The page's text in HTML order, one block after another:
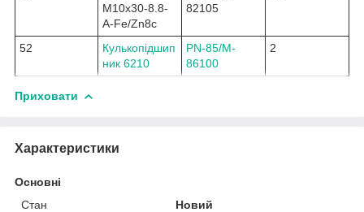
M10x30-8.8-
A-Fe/Zn8c
82105
52
Кулькопідшип
ник 6210
PN-85/M-
86100
2
Приховати
Характеристики
Основні
Стан
Новий